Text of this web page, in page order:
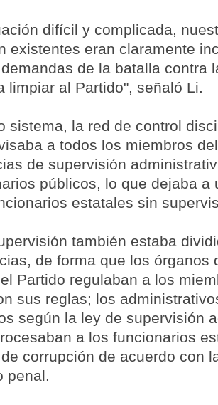
difícil y complicada,
existentes eran claramente
de la batalla contra
limpiar al Partido", señaló Li.
sistema, la red de control
a todos los miembros
de supervisión
públicos, lo que dejaba a
estatales sin
también estaba
de forma que los órganos
Partido regulaban a los
sus reglas; los
según la ley de supervisión
a los funcionarios
corrupción de acuerdo con
penal.